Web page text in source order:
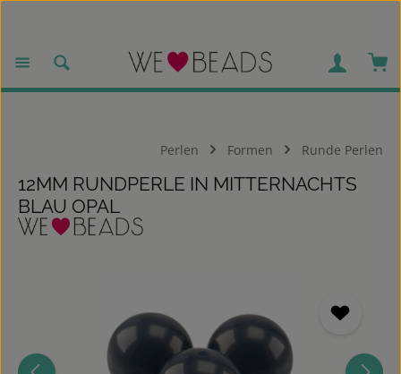
Perlen Formen Runde Perlen
12MM RUNDPERLE IN MITTERNACHTS
BLAU OPAL